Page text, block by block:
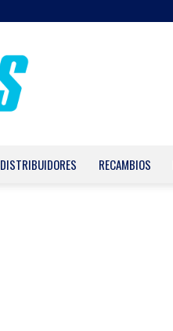
DISTRIBUIDORES RECAMBIOS